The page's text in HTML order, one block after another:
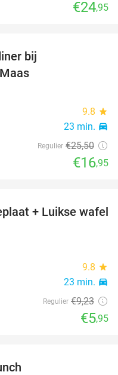
€24,95
bij
9.8 star
23 min. directions_car
Regulier €25,50
€16,95
36%
+ Luikse wafel
9.8 star
23 min. directions_car
Regulier €9,23
€5,95